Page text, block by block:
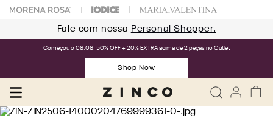
Fale com nossa Personal Shopper.
Começou o 08.08: 50% OFF + 20% EXTRA acima de 2 peças no Outlet
Shop Now